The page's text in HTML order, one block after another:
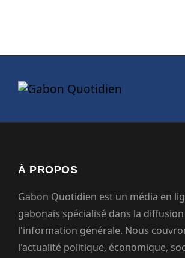
À PROPOS
Gabon Quotidien est un média en
gabonais spécialisé dans la
l'information générale. Nous
l'actualité politique, économique,